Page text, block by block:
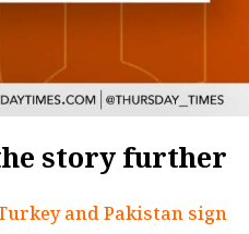
story further
and Pakistan sign